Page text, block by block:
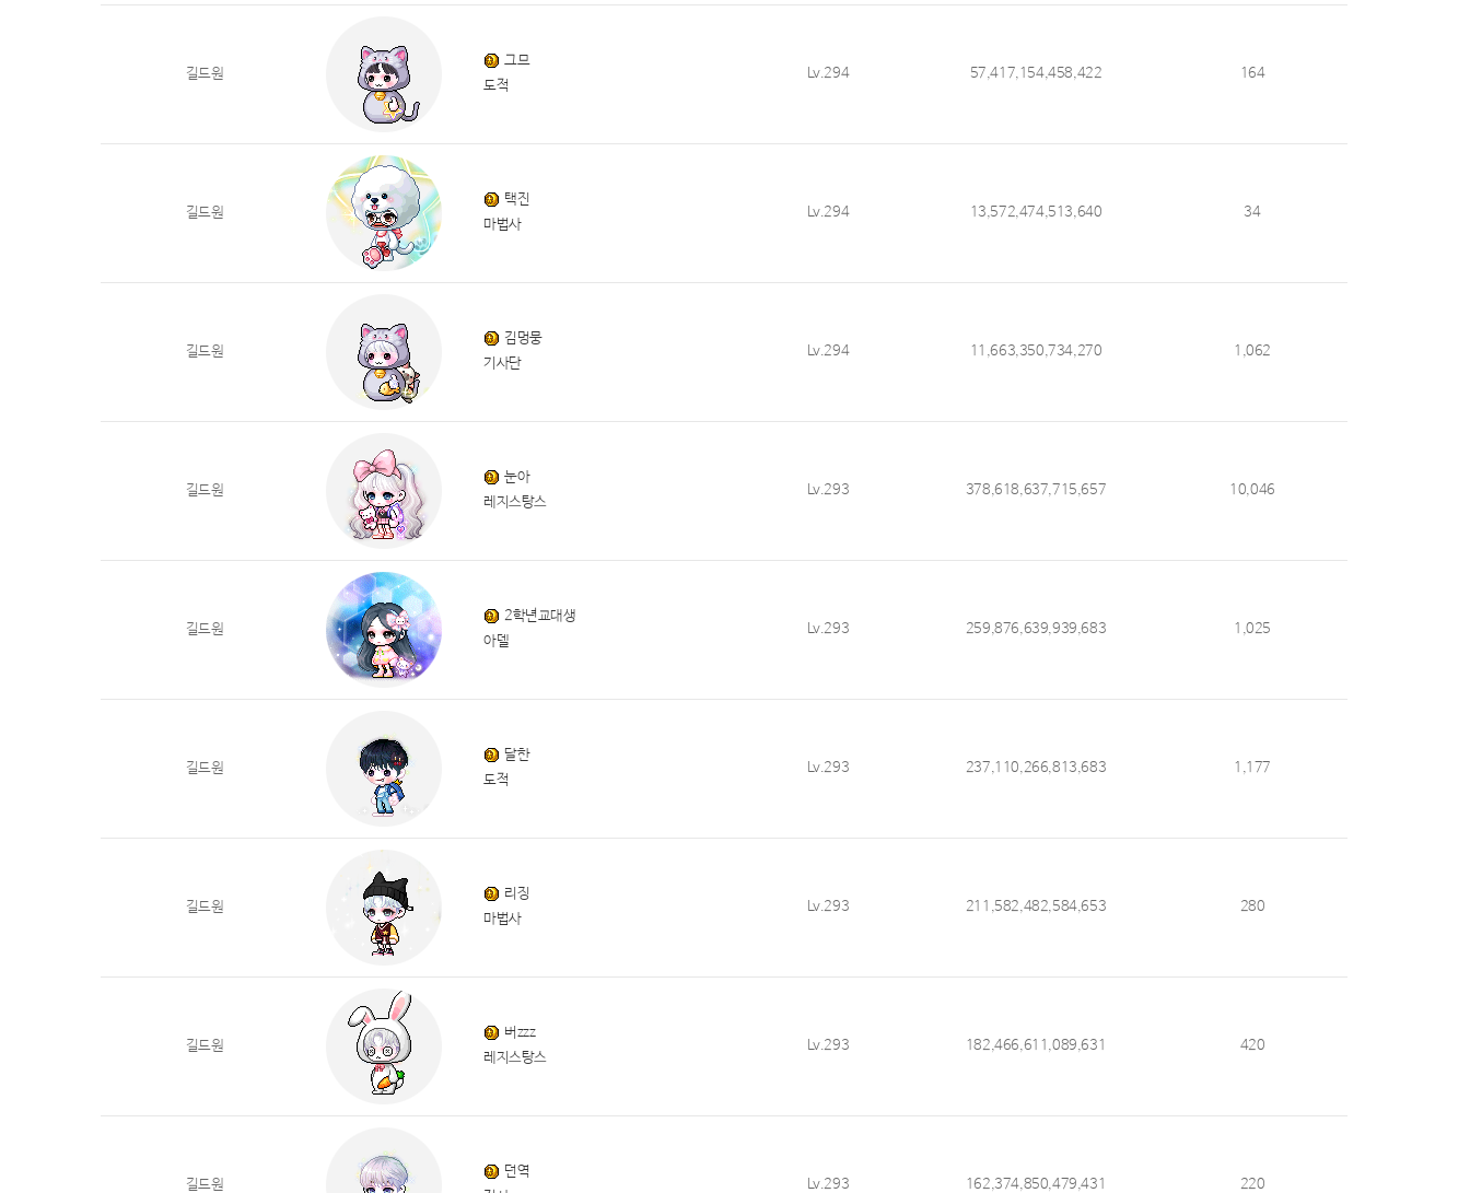
길드원
그므
도적
Lv.294 57,417,154,458,422 164
길드원
택진
마법사
Lv.294 13,572,474,513,640 34
길드원
김멍뭉
기사단
Lv.294 11,663,350,734,270 1,062
길드원
눈아
레지스탕스
Lv.293 378,618,637,715,657 10,046
길드원
2학년교대생
아델
Lv.293 259,876,639,939,683 1,025
길드원
달한
도적
Lv.293 237,110,266,813,683 1,177
길드원
리징
마법사
Lv.293 211,582,482,584,653 280
길드원
버zzz
레지스탕스
Lv.293 182,466,611,089,631 420
길드원
던역
Lv.293 162,374,850,479,431 220